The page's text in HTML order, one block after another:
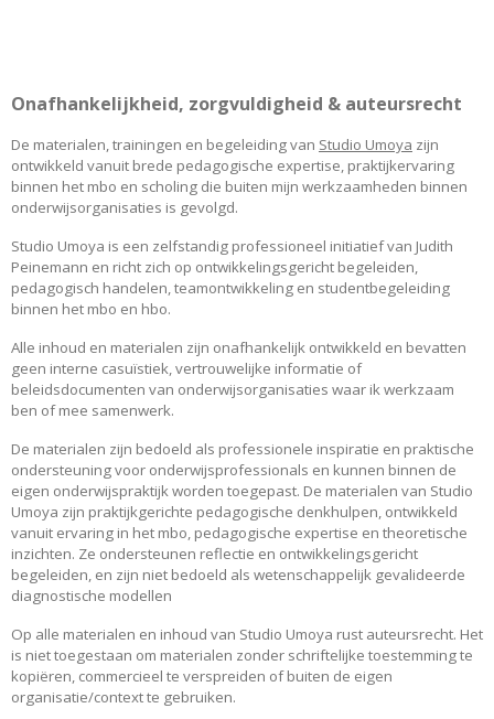
Onafhankelijkheid, zorgvuldigheid & auteursrecht
De materialen, trainingen en begeleiding van Studio Umoya zijn
ontwikkeld vanuit brede pedagogische expertise, praktijkervaring
binnen het mbo en scholing die buiten mijn werkzaamheden binnen
onderwijsorganisaties is gevolgd.
Studio Umoya is een zelfstandig professioneel initiatief van Judith
Peinemann en richt zich op ontwikkelingsgericht begeleiden,
pedagogisch handelen, teamontwikkeling en studentbegeleiding
binnen het mbo en hbo.
Alle inhoud en materialen zijn onafhankelijk ontwikkeld en bevatten
geen interne casuïstiek, vertrouwelijke informatie of
beleidsdocumenten van onderwijsorganisaties waar ik werkzaam
ben of mee samenwerk.
De materialen zijn bedoeld als professionele inspiratie en praktische
ondersteuning voor onderwijsprofessionals en kunnen binnen de
eigen onderwijspraktijk worden toegepast. De materialen van Studio
Umoya zijn praktijkgerichte pedagogische denkhulpen, ontwikkeld
vanuit ervaring in het mbo, pedagogische expertise en theoretische
inzichten. Ze ondersteunen reflectie en ontwikkelingsgericht
begeleiden, en zijn niet bedoeld als wetenschappelijk gevalideerde
diagnostische modellen
Op alle materialen en inhoud van Studio Umoya rust auteursrecht. Het
is niet toegestaan om materialen zonder schriftelijke toestemming te
kopiëren, commercieel te verspreiden of buiten de eigen
organisatie/context te gebruiken.